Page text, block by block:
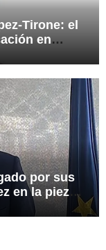
Tirone: el
en
por sus
en la pieza